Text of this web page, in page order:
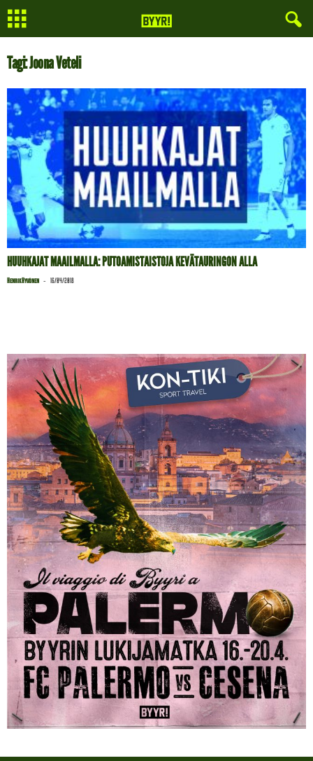
Tagi: Joona Veteli
HUUHKAJAT MAAILMALLA: PUTOAMISTAISTOJA KEVÄTAURINGON ALLA
Henrik Hyvönen - 16/04/2018